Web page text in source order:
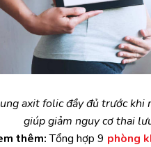
axit folic đầy đủ trước khi
giúp giảm nguy cơ thai
thêm:Tổng hợp 9 phòng